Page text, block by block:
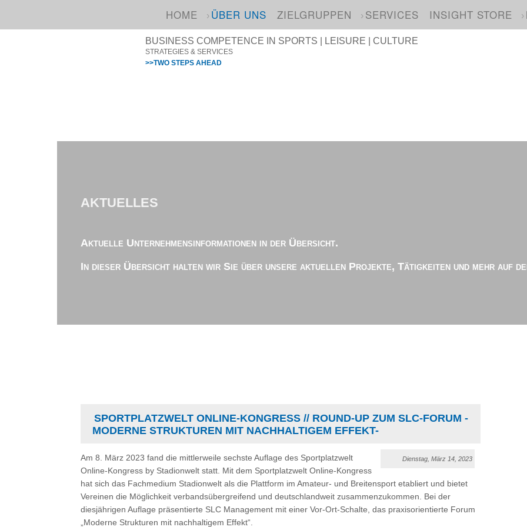
HOME ÜBER UNS ZIELGRUPPEN SERVICES INSIGHT STORE
BUSINESS COMPETENCE IN SPORTS | LEISURE | CULTURE
STRATEGIES & SERVICES
>>TWO STEPS AHEAD
AKTUELLES
Aktuelle Unternehmensinformationen in der Übersicht.
In dieser Übersicht halten wir Sie über unsere aktuellen Projekte, Tätigkeiten und mehr auf
SPORTPLATZWELT ONLINE-KONGRESS // ROUND-UP ZUM SLC-FORUM -
MODERNE STRUKTUREN MIT NACHHALTIGEM EFFEKT-
Dienstag, März 14, 2023
Am 8. März 2023 fand die mittlerweile sechste Auflage des Sportplatzwelt
Online-Kongress by Stadionwelt statt. Mit dem Sportplatzwelt Online-Kongress
hat sich das Fachmedium Stadionwelt als die Plattform im Amateur- und Breitensport etabliert und bietet
Vereinen die Möglichkeit verbandsübergreifend und deutschlandweit zusammenzukommen. Bei der
diesjährigen Auflage präsentierte SLC Management mit einer Vor-Ort-Schalte, das praxisorientierte Forum
„Moderne Strukturen mit nachhaltigem Effekt“.